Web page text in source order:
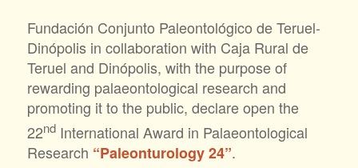
Fundación Conjunto Paleontológico de Teruel-
Dinópolis in collaboration with Caja Rural de
Teruel and Dinópolis, with the purpose of
rewarding palaeontological research and
promoting it to the public, declare open the
22ndInternational Award in Palaeontological
Research “Paleonturology 24”.